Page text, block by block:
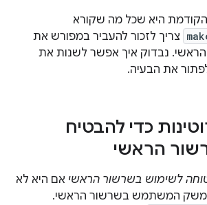
היא שכל מה שקורא
צריך לזכור להעביר במפורש את
את הבעיה.
כדי להבטיח
הראשי
לשימוש בשרשור הראשי אם היא לא
המשתמש בשרשור הראשי.